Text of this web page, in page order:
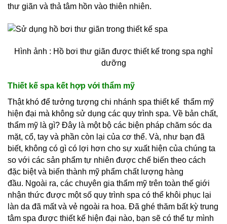
thư giãn và thả tâm hồn vào thiên nhiên.
Hình ảnh : Hồ bơi thư giãn được thiết kế trong spa nghỉ
dưỡng
Thiết kế spa kết hợp với thẩm mỹ
Thật khó để tưởng tượng chi nhánh spa thiết kế thẩm mỹ
hiện đại mà không sử dụng các quy trình spa. Về bản chất,
thẩm mỹ là gì? Đây là một bộ các biện pháp chăm sóc da
mặt, cổ, tay và phần còn lại của cơ thể. Và, như bạn đã
biết, không có gì có lợi hơn cho sự xuất hiện của chúng ta
so với các sản phẩm tự nhiên được chế biến theo cách
đặc biệt và biến thành mỹ phẩm chất lượng hàng
đầu. Ngoài ra, các chuyên gia thẩm mỹ trên toàn thế giới
nhận thức được một số quy trình spa có thể khôi phục lại
làn da đã mất và vẻ ngoài ra hoa. Đã ghé thăm bất kỳ trung
tâm spa được thiết kế hiện đại nào, bạn sẽ có thể tự mình